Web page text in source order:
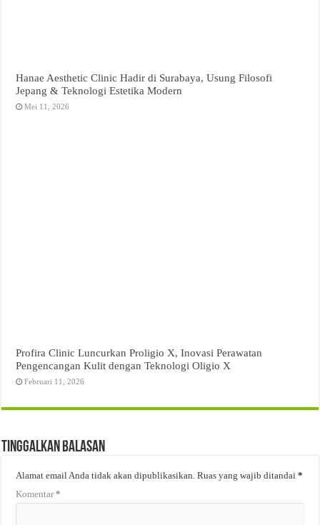
Hanae Aesthetic Clinic Hadir di Surabaya, Usung Filosofi
Jepang & Teknologi Estetika Modern
Mei 11, 2026
Profira Clinic Luncurkan Proligio X, Inovasi Perawatan
Pengencangan Kulit dengan Teknologi Oligio X
Februari 11, 2026
Tinggalkan Balasan
Alamat email Anda tidak akan dipublikasikan. Ruas yang wajib ditandai*
Komentar*